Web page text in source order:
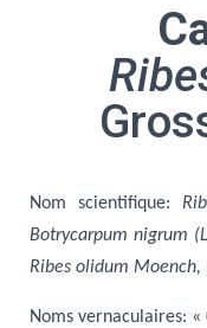
Nom scientifique:
Botrycarpum nigrum
Ribes olidum
Noms vernaculaires: «